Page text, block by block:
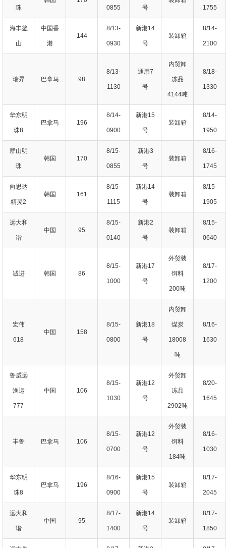
珠
0855
号
1755
海丰釜
山
中国香
港
144
8/13-
0930
新港14
号
装卸箱
8/14-
2100
瑞昇 巴拿马 98
8/13-
1130
通用7
号
内贸卸
冻品
4144吨
8/18-
1330
华东明
珠8
巴拿马 196
8/14-
0900
新港15
号
装卸箱
8/14-
1950
群山明
珠
韩国 170
8/15-
0855
新港3
号
装卸箱
8/16-
1745
向思达
精灵2
韩国 161
8/15-
1115
新港14
号
装卸箱
8/15-
1905
远大和
谐
中国 95
8/15-
0140
新港2
号
装卸箱
8/15-
0640
诚进 韩国 86
8/15-
1000
新港17
号
外贸装
饵料
200吨
8/17-
1200
宏伟
618
中国 158
8/15-
0800
新港18
号
内贸卸
煤炭
18008
吨
8/16-
1630
鲁威远
渔运
777
中国 106
8/15-
1030
新港12
号
外贸卸
冻品
2902吨
8/20-
1645
丰鲁 巴拿马 106
8/15-
0700
新港12
号
外贸装
饵料
184吨
8/16-
1030
华东明
珠8
巴拿马 196
8/16-
0900
新港15
号
装卸箱
8/17-
2045
远大和
谐
中国 95
8/17-
1400
新港14
号
装卸箱
8/17-
1850